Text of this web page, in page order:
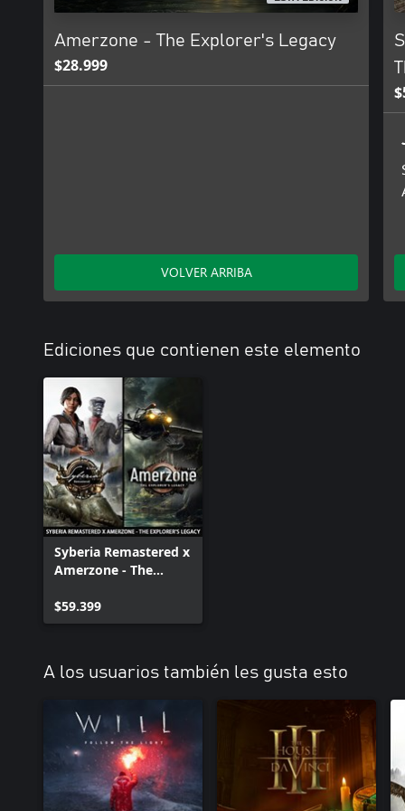
Amerzone - The Explorer's Legacy
$28.999
VOLVER ARRIBA
Ediciones que contienen este elemento
Syberia Remastered x
Amerzone - The
$59.399
A los usuarios también les gusta esto